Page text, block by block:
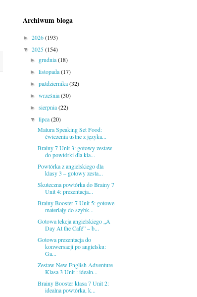
Archiwum bloga
► 2026(193)
▼ 2025(154)
► grudnia(18)
►listopada(17)
►października(32)
►września(30)
►sierpnia(22)
▼lipca(20)
Matura Speaking Set Food:
ćwiczenia ustne z języka...
Brainy 7 Unit 3: gotowy zestaw
do powtórki dla kla...
Powtórka z angielskiego dla
klasy 3 – gotowy zesta...
Skuteczna powtórka do Brainy 7
Unit 4: prezentacja...
Brainy Booster 7 Unit 5: gotowe
materiały do szybk...
Gotowa lekcja angielskiego „A
Day At the Café” – b...
Gotowa prezentacja do
konwersacji po angielsku:
Ga...
Zestaw New English Adventure
Klasa 3 Unit : idealn...
Brainy Booster klasa 7 Unit 2:
idealna powtórka, k...